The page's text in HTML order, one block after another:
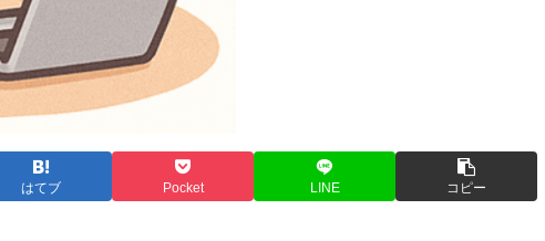
はてブ Pocket LINE コピー